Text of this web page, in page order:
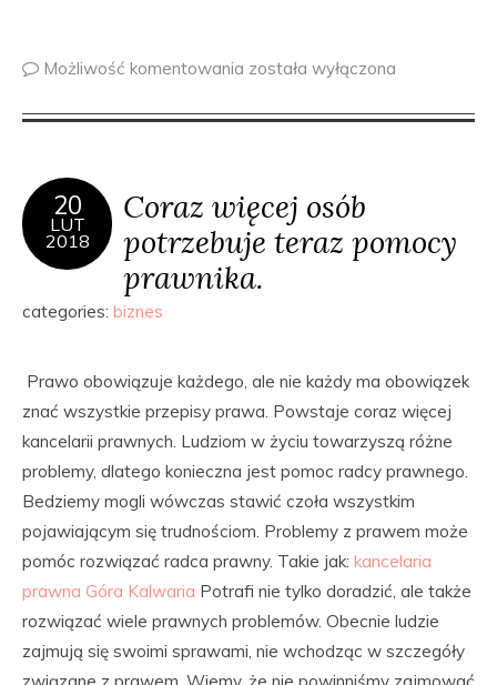
Możliwość komentowania została wyłączona
20
LUT
2018
Coraz więcej osób
potrzebuje teraz pomocy
prawnika.
categories: biznes
Prawo obowiązuje każdego, ale nie każdy ma obowiązek
znać wszystkie przepisy prawa. Powstaje coraz więcej
kancelarii prawnych. Ludziom w życiu towarzyszą różne
problemy, dlatego konieczna jest pomoc radcy prawnego.
Bedziemy mogli wówczas stawić czoła wszystkim
pojawiającym się trudnościom. Problemy z prawem może
pomóc rozwiązać radca prawny. Takie jak: kancelaria
prawna Góra Kalwaria Potrafi nie tylko doradzić, ale także
rozwiązać wiele prawnych problemów. Obecnie ludzie
zajmują się swoimi sprawami, nie wchodząc w szczegóły